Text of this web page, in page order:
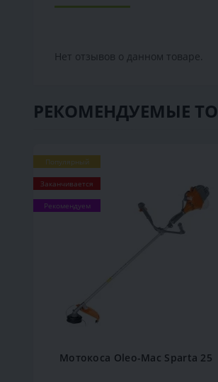
Нет отзывов о данном товаре.
РЕКОМЕНДУЕМЫЕ
Популярный
Заканчивается
Рекомендуем
Мотокоса Oleo-Mac Sparta 25